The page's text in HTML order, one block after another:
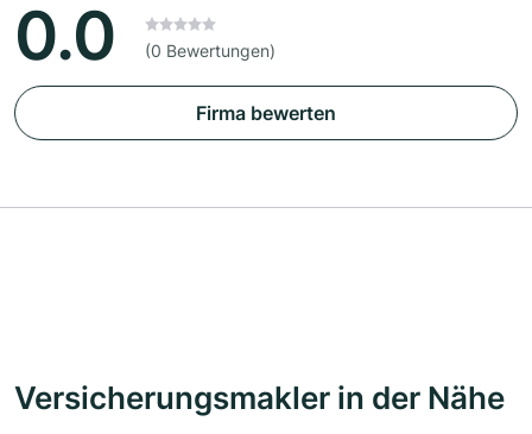
0.0 (0 Bewertungen)
Firma bewerten
Versicherungsmakler in der Nähe